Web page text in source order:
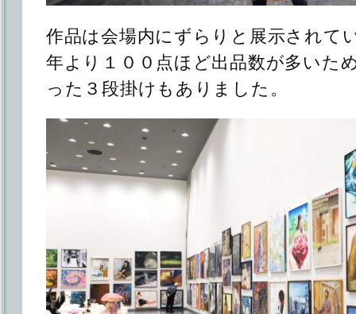
作品は会場内にずらりと展示されて
年より１００点ほど出品数が多いた
った３段掛けもありました。